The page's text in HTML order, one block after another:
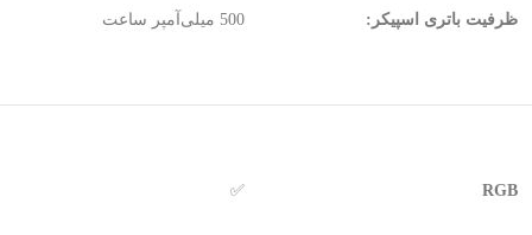
ظرفیت باتری اسپیکر: 500 میلی‌آمپر ساعت
RGB
✅